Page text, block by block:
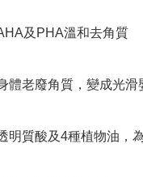
及PHA溫和去角質
體老廢角質，變成光滑
明質酸及4種植物油，